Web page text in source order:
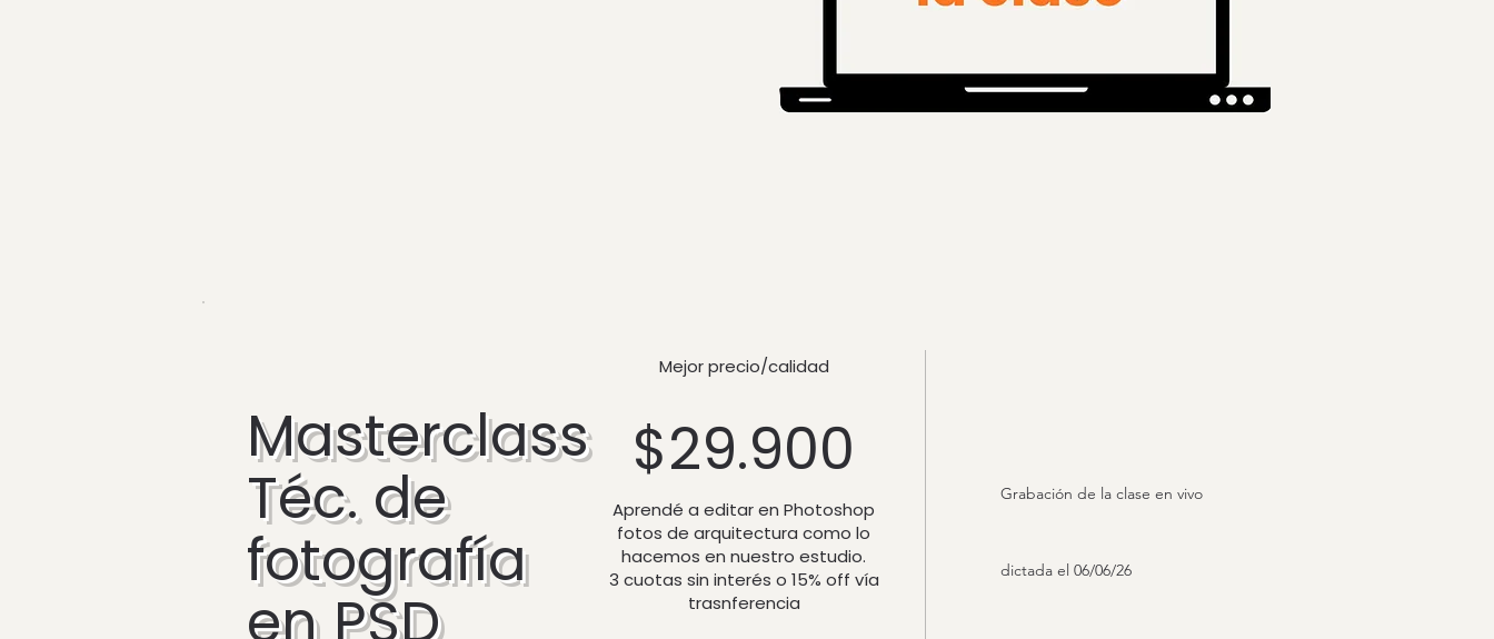
Mejor precio/calidad
Masterclass
Téc. de
fotografía
en PSD
$29.900
Aprendé a editar en Photoshop
fotos de arquitectura como lo
hacemos en nuestro estudio.
3 cuotas sin interés o 15% off vía
trasnferencia
Grabación de la clase en vivo
dictada el 06/06/26